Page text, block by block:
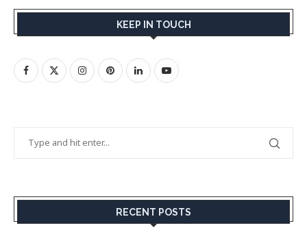
KEEP IN TOUCH
RECENT POSTS